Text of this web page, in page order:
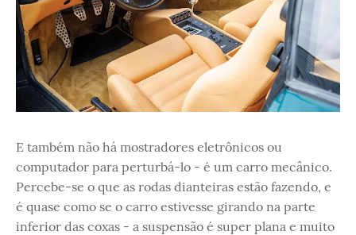
E também não há mostradores eletrônicos ou
computador para perturbá-lo - é um carro mecânico.
Percebe-se o que as rodas dianteiras estão fazendo, e
é quase como se o carro estivesse girando na parte
inferior das coxas - a suspensão é super plana e muito